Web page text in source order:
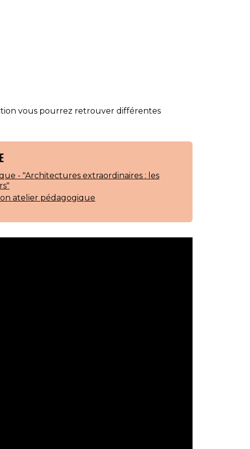
vous pourrez retrouver différentes
- "Architectures extraordinaires : les
atelier pédagogique